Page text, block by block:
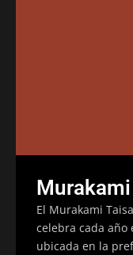
El Murakami
celebra cada
ubicada en la